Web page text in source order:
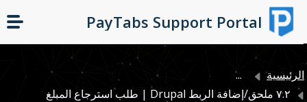
التخطّي إلى المحتوى الرئيسي
PayTabs Support Portal
الرئيسية
...
٧.٢ ملحق/إضافة الربط Drupal | طلب استرجاع المبلغ